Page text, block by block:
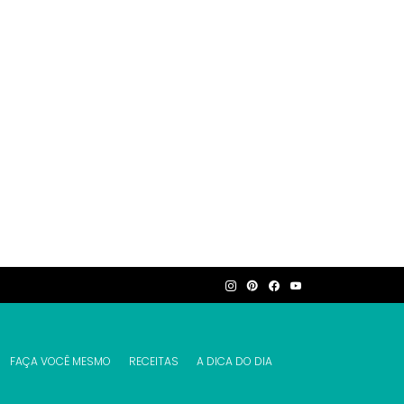
FAÇA VOCÊ MESMO RECEITAS A DICA DO DIA